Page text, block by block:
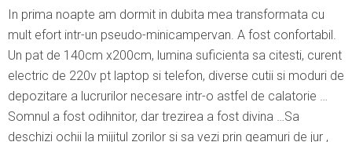
In prima noapte am dormit in dubita mea transformata cu
mult efort intr-un pseudo-minicampervan. A fost confortabil.
Un pat de 140cm x200cm, lumina suficienta sa citesti, curent
electric de 220v pt laptop si telefon, diverse cutii si moduri de
depozitare a lucrurilor necesare intr-o astfel de calatorie …
Somnul a fost odihnitor, dar trezirea a fost divina …Sa
deschizi ochii la mijitul zorilor si sa vezi prin geamuri de jur ,